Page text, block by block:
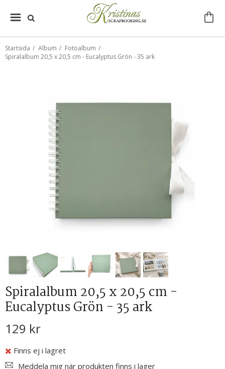
Startsida / Album / Fotoalbum /
Spiralalbum 20,5 x 20,5 cm - Eucalyptus Grön - 35 ark
Spiralalbum 20,5 x 20,5 cm -
Eucalyptus Grön - 35 ark
129 kr
Finns ej i lagret
Meddela mig när produkten finns i lager